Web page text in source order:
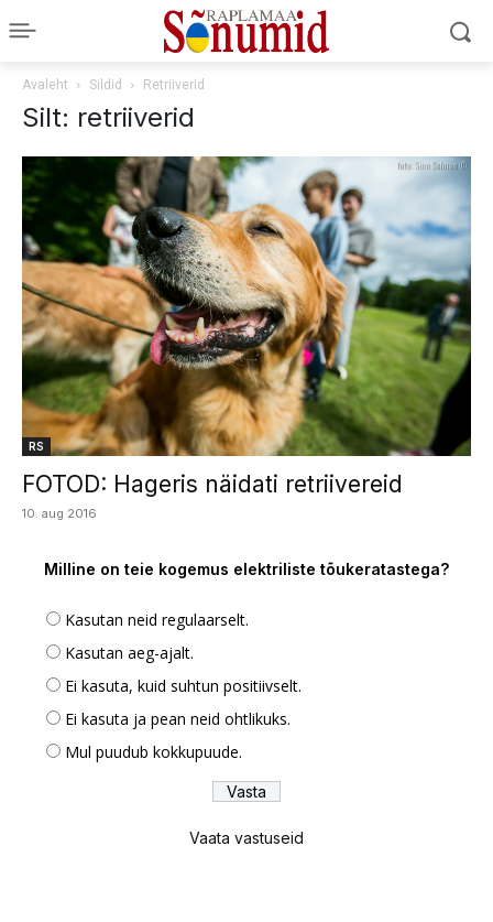
Avaleht Sildid Retriiverid
Silt: retriiverid
RS
FOTOD: Hageris näidati retriivereid
10. aug 2016
Milline on teie kogemus elektriliste tõukeratastega?
Kasutan neid regulaarselt.
Kasutan aeg-ajalt.
Ei kasuta, kuid suhtun positiivselt.
Ei kasuta ja pean neid ohtlikuks.
Mul puudub kokkupuude.
Vaata vastuseid